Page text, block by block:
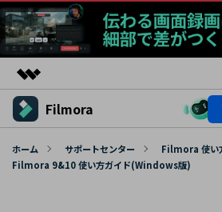
製品
ユーティリティ
法人・教育・パートナー
Filmora
製品
ホーム サポートセンター
Filmora 使い
Filmora 9&10 使い方ガイド(Windows版)